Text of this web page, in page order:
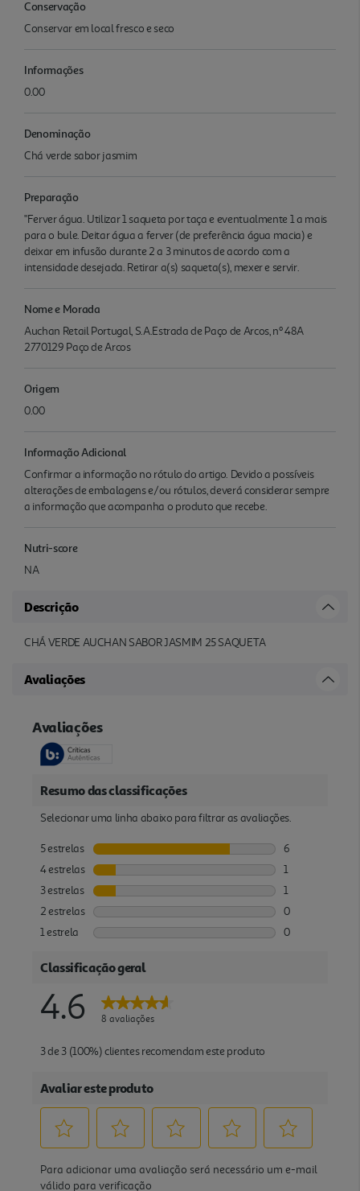
Conservação
Conservar em local fresco e seco
Informações
0.00
Denominação
Chá verde sabor jasmim
Preparação
"Ferver água. Utilizar 1 saqueta por taça e eventualmente 1 a mais
para o bule. Deitar água a ferver (de preferência água macia) e
deixar em infusão durante 2 a 3 minutos de acordo com a
intensidade desejada. Retirar a(s) saqueta(s), mexer e servir.
Nome e Morada
Auchan Retail Portugal, S.A.Estrada de Paço de Arcos, nº 48A
2770129 Paço de Arcos
Origem
0.00
Informação Adicional
Confirmar a informação no rótulo do artigo. Devido a possíveis
alterações de embalagens e/ou rótulos, deverá considerar sempre
a informação que acompanha o produto que recebe.
Nutri-score
NA
Descrição
CHÁ VERDE AUCHAN SABOR JASMIM 25 SAQUETA
Avaliações